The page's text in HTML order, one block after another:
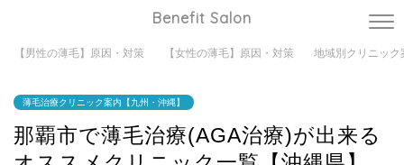
Benefit Salon
【男性の薄毛】原因・対策 【女性の薄毛】原因・対策 地域別クリニック
薄毛治療クリニック案内【九州・沖縄】
那覇市で薄毛治療(AGA治療)が出来る